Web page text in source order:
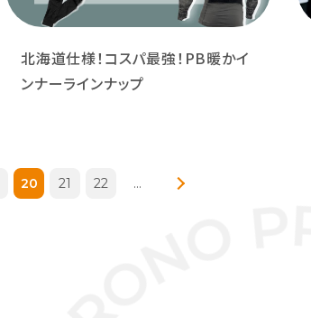
北海道仕様！コスパ最強！PB暖かイ
ンナーラインナップ
20 21 22 ...